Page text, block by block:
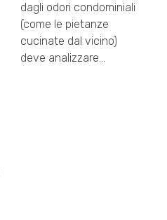
dagli odori condominiali
(come le pietanze
cucinate dal vicino)
deve analizzare…